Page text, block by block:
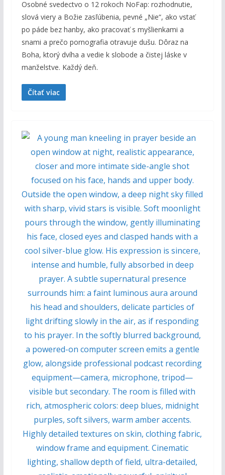
Osobné svedectvo o 12 rokoch NoFap: rozhodnutie,
slová viery a Božie zasľúbenia, pevné „Nie“, ako vstať
po páde bez hanby, ako pracovať s myšlienkami a
snami a prečo pornografia otravuje dušu. Dôraz na
Boha, ktorý dvíha a vedie k slobode a čistej láske v
manželstve. Každý deň.
Čítať viac